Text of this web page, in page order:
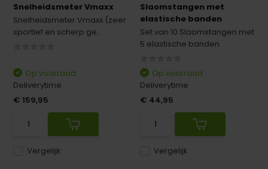
Snelheidsmeter Vmaxx
Snelheidsmeter Vmaxx (zeer
sportief en scherp ge...
Vergelijk
Op voorraad
Deliverytime
€ 159,95
Slaomstangen met
elastische banden
Set van 10 Slaomstangen met
5 elastische banden
Vergelijk
Op voorraad
Deliverytime
€ 44,95